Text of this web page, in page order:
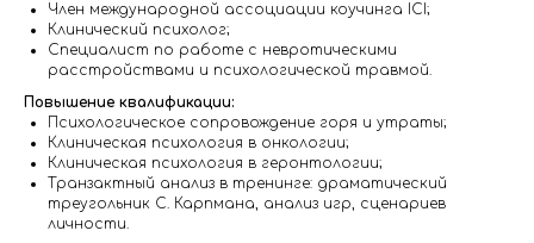
Член международной ассоциации коучинга ICI;
Клинический психолог;
Специалист по работе с невротическими
расстройствами и психологической травмой.
Повышение квалификации:
Психологическое сопровождение горя и утраты;
Клиническая психология в онкологии;
Клиническая психология в геронтологии;
Транзактный анализ в тренинге: драматический
треугольник С. Карпмана, анализ игр, сценариев
личности.